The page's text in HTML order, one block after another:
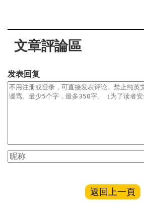
文章評論區
发表回复
返回上一頁